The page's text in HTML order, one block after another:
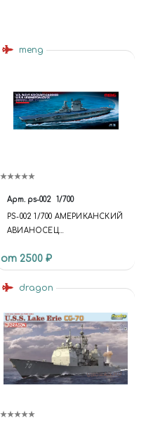
meng
Арт. ps-002 1/700
PS-002 1/700 АМЕРИКАНСКИЙ
АВИАНОСЕЦ
от 2500 ₽
dragon